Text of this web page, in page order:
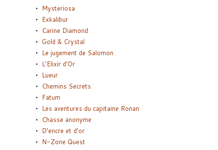
Mysteriosa
Exkalibur
Carine Diamond
Gold & Crystal
Le jugement de Salomon
L’Elixir d’Or
Lueur
Chemins Secrets
Fatum
Les aventures du capitaine Ronan
Chasse anonyme
D’encre et d’or
N-Zone Quest